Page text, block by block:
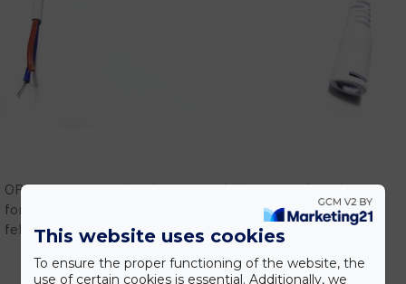
OPTONICA LED gyári képviselet! Vásárolj megbízható
forrásból! Szakmai támogatás, tervezés, gyári garanciális
feltételek.
This website uses cookies
To ensure the proper functioning of the website, the
use of certain cookies is essential. Additionally, we